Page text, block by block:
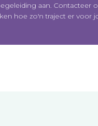
aan. Contacteer
hoe zo'n traject er voor